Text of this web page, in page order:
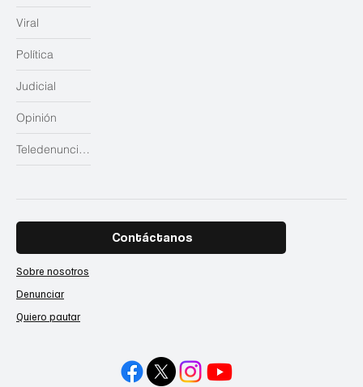
Judicial
Opinión
Teledenuncias
Viral
Política
Contáctanos
Sobre nosotros
Denunciar
Quiero pautar